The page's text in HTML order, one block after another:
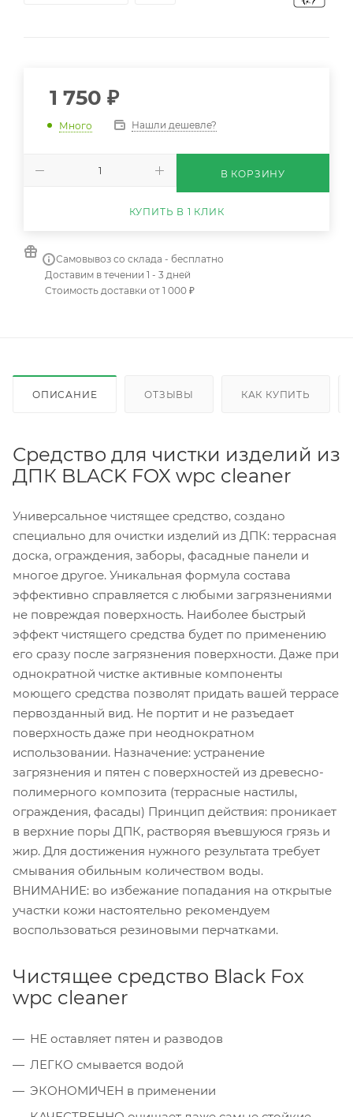
1 750 ₽
Много Нашли дешевле?
В КОРЗИНУ
КУПИТЬ В 1 КЛИК
Самовывоз со склада - бесплатно
Доставим в течении 1 - 3 дней
Стоимость доставки от 1 000 ₽
ОПИСАНИЕ ОТЗЫВЫ КАК КУПИТЬ
Средство для чистки изделий из
ДПК BLACK FOX wpc cleaner
Универсальное чистящее средство, создано
специально для очистки изделий из ДПК: террасная
доска, ограждения, заборы, фасадные панели и
многое другое. Уникальная формула состава
эффективно справляется с любыми загрязнениями
не повреждая поверхность. Наиболее быстрый
эффект чистящего средства будет по применению
его сразу после загрязнения поверхности. Даже при
однократной чистке активные компоненты
моющего средства позволят придать вашей террасе
первозданный вид. Не портит и не разъедает
поверхность даже при неоднократном
использовании. Назначение: устранение
загрязнения и пятен с поверхностей из древесно-
полимерного композита (террасные настилы,
ограждения, фасады) Принцип действия: проникает
в верхние поры ДПК, растворяя въевшуюся грязь и
жир. Для достижения нужного результата требует
смывания обильным количеством воды.
ВНИМАНИЕ: во избежание попадания на открытые
участки кожи настоятельно рекомендуем
воспользоваться резиновыми перчатками.
Чистящее средство Black Fox
wpc cleaner
НЕ оставляет пятен и разводов
ЛЕГКО смывается водой
ЭКОНОМИЧЕН в применении